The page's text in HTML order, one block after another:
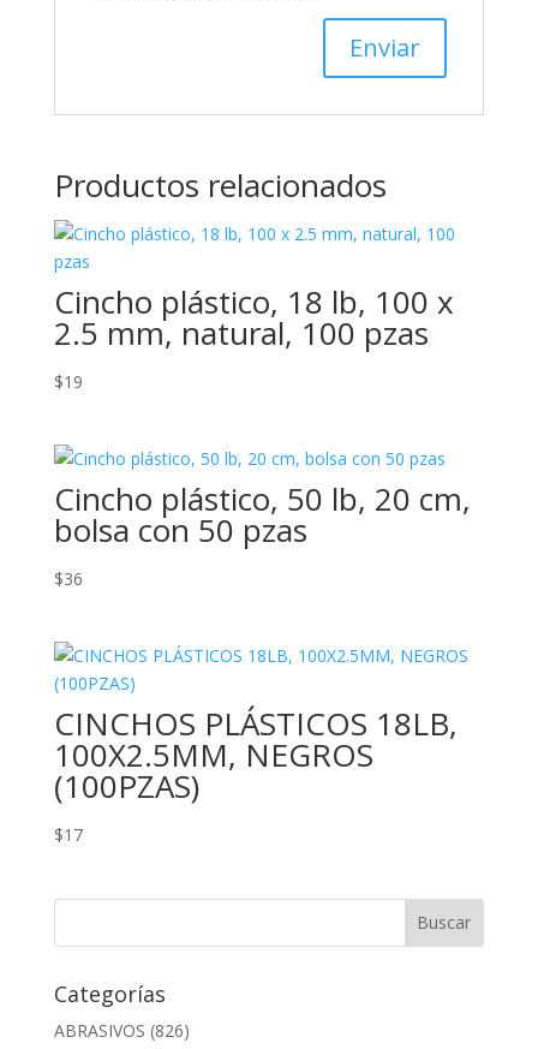
Productos relacionados
Cincho plástico, 18 lb, 100 x
2.5 mm, natural, 100 pzas
$19
Cincho plástico, 50 lb, 20 cm,
bolsa con 50 pzas
$36
CINCHOS PLÁSTICOS 18LB,
100X2.5MM, NEGROS
(100PZAS)
$17
Categorías
ABRASIVOS (826)